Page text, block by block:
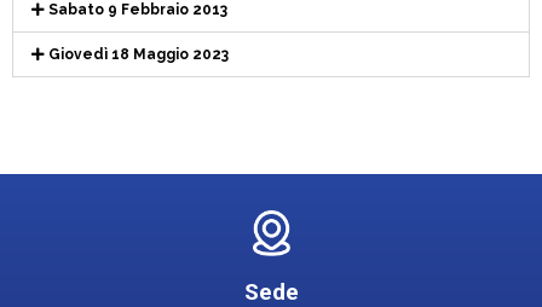
Sabato 9 Febbraio 2013
Giovedì 18 Maggio 2023
Sede